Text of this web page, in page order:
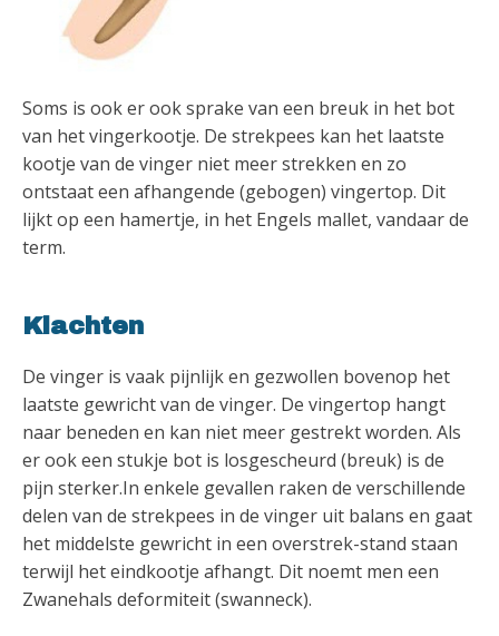
Soms is ook er ook sprake van een breuk in het bot
van het vingerkootje. De strekpees kan het laatste
kootje van de vinger niet meer strekken en zo
ontstaat een afhangende (gebogen) vingertop. Dit
lijkt op een hamertje, in het Engels mallet, vandaar de
term.
Klachten
De vinger is vaak pijnlijk en gezwollen bovenop het
laatste gewricht van de vinger. De vingertop hangt
naar beneden en kan niet meer gestrekt worden. Als
er ook een stukje bot is losgescheurd (breuk) is de
pijn sterker.In enkele gevallen raken de verschillende
delen van de strekpees in de vinger uit balans en gaat
het middelste gewricht in een overstrek-stand staan
terwijl het eindkootje afhangt. Dit noemt men een
Zwanehals deformiteit (swanneck).